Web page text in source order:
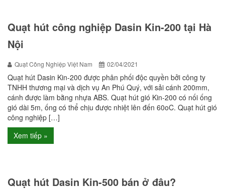
Quạt hút công nghiệp Dasin Kin-200 tại Hà
Nội
Quạt Công Nghiệp Việt Nam 02/04/2021
Quạt hút Dasin Kin-200 được phân phối độc quyền bởi công ty
TNHH thương mại và dịch vụ An Phú Quý, với sải cánh 200mm,
cánh được làm bằng nhựa ABS. Quạt hút gió Kin-200 có nối ống
gió dài 5m, ống có thể chịu được nhiệt lên đến 60oC. Quạt hút gió
công nghiệp […]
Xem tiếp »
Quạt hút Dasin Kin-500 bán ở đâu?